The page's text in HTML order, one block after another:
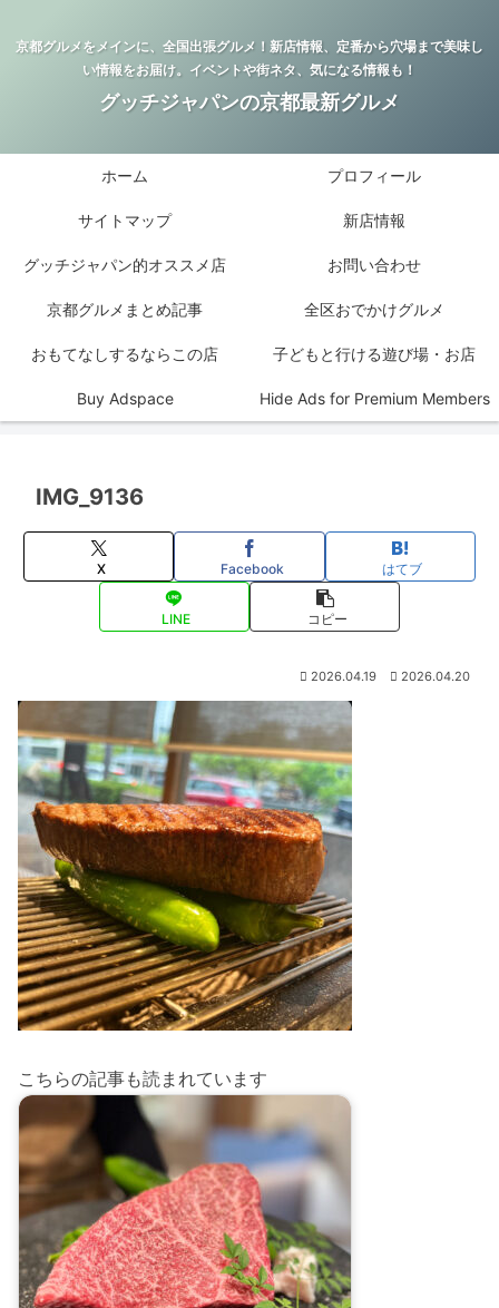
京都グルメをメインに、全国出張グルメ！新店情報、定番から穴場まで美味し
い情報をお届け。イベントや街ネタ、気になる情報も！
グッチジャパンの京都最新グルメ
ホーム プロフィール
サイトマップ 新店情報
グッチジャパン的オススメ店 お問い合わせ
京都グルメまとめ記事 全区おでかけグルメ
おもてなしするならこの店 子どもと行ける遊び場・お店
Buy Adspace Hide Ads for Premium Members
IMG_9136
X Facebook はてブ
LINE コピー
2026.04.19 2026.04.20
こちらの記事も読まれています